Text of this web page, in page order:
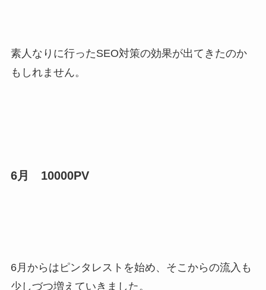
素人なりに行ったSEO対策の効果が出てきたのか
もしれません。
6月 10000PV
6月からはピンタレストを始め、そこからの流入も
少しづつ増えていきました。